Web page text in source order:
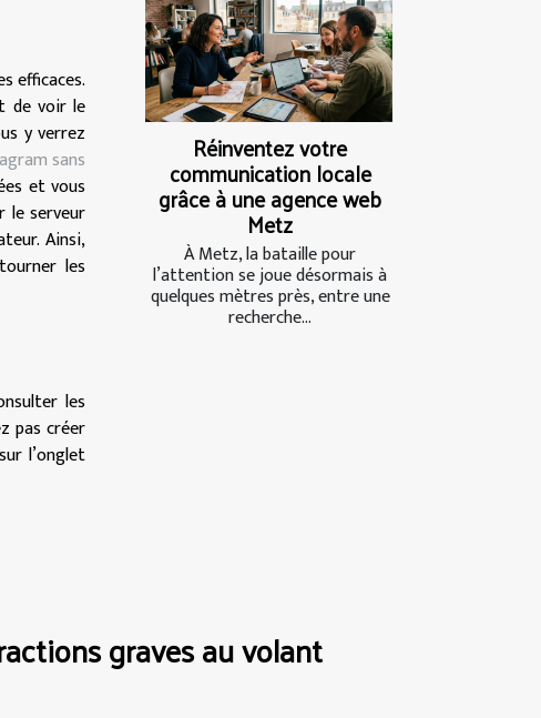
efficaces.
de voir le
y verrez
sans
et vous
le serveur
Ainsi,
les
les
pas créer
l’onglet
Réinventez votre
communication locale
grâce à une agence web
Metz
À Metz, la bataille pour
l’attention se joue désormais à
quelques mètres près, entre une
recherche...
graves au volant